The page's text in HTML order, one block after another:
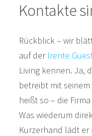
Kontakte
Rückblick – wir
auf der Irente
Living kennen. Ja,
betreibt mit
heißt so – die Firma
Was wiederum
Kurzerhand lädt er